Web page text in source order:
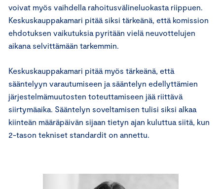
voivat myös vaihdella rahoitusvälineluokasta riippuen.
Keskuskauppakamari pitää siksi tärkeänä, että komission
ehdotuksen vaikutuksia pyritään vielä neuvottelujen
aikana selvittämään tarkemmin.
Keskuskauppakamari pitää myös tärkeänä, että
sääntelyyn varautumiseen ja sääntelyn edellyttämien
järjestelmämuutosten toteuttamiseen jää riittävä
siirtymäaika. Sääntelyn soveltamisen tulisi siksi alkaa
kiinteän määräpäivän sijaan tietyn ajan kuluttua siitä, kun
2-tason tekniset standardit on annettu.